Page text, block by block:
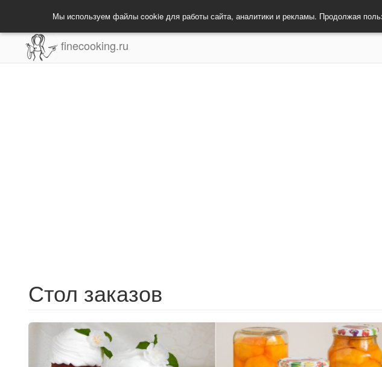
Мы используем файлы cookie для работы сайта, аналитики и рекламы. Продолжая
finecooking.ru
Стол заказов